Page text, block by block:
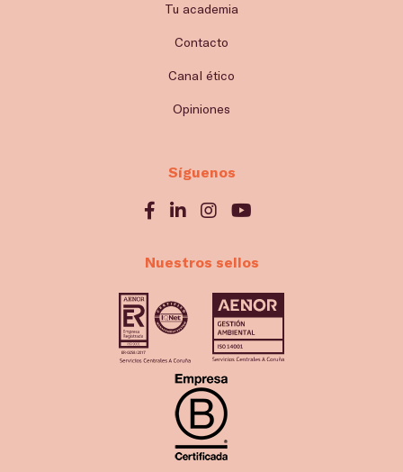
Tu academia
Contacto
Canal ético
Opiniones
Síguenos
Nuestros sellos